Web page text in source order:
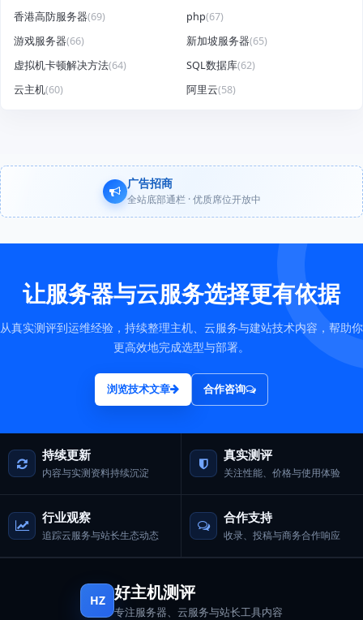
香港高防服务器(69) php(67)
游戏服务器(66) 新加坡服务器(65)
虚拟机卡顿解决方法(64) SQL数据库(62)
云主机(60) 阿里云(58)
广告招商
全站底部通栏 · 优质席位开放中
让服务器与云服务选择更有依据
从真实测评到运维经验，持续整理主机、云服务与建站技术内容，帮助你
更高效地完成选型与部署。
浏览技术文章 合作咨询
持续更新
内容与实测资料持续沉淀
真实测评
关注性能、价格与使用体验
行业观察
追踪云服务与站长生态动态
合作支持
收录、投稿与商务合作响应
HZ 好主机测评
专注服务器、云服务与站长工具内容